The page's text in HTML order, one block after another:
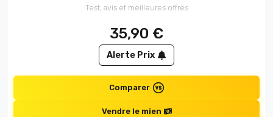
Test, avis et meilleures offres
35,90 €
Alerte Prix
Comparer
Vendre le mien